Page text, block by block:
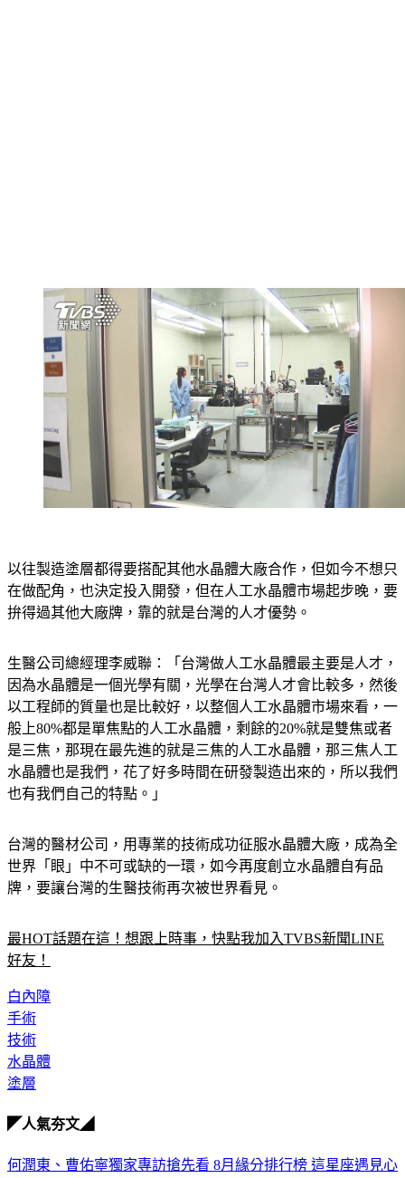
以往製造塗層都得要搭配其他水晶體大廠合作，但如今不想只
在做配角，也決定投入開發，但在人工水晶體市場起步晚，要
拚得過其他大廠牌，靠的就是台灣的人才優勢。
生醫公司總經理李威聯：「台灣做人工水晶體最主要是人才，
因為水晶體是一個光學有關，光學在台灣人才會比較多，然後
以工程師的質量也是比較好，以整個人工水晶體市場來看，一
般上80%都是單焦點的人工水晶體，剩餘的20%就是雙焦或者
是三焦，那現在最先進的就是三焦的人工水晶體，那三焦人工
水晶體也是我們，花了好多時間在研發製造出來的，所以我們
也有我們自己的特點。」
台灣的醫材公司，用專業的技術成功征服水晶體大廠，成為全
世界「眼」中不可或缺的一環，如今再度創立水晶體自有品
牌，要讓台灣的生醫技術再次被世界看見。
最HOT話題在這！想跟上時事，快點我加入TVBS新聞LINE
好友！
白內障
手術
技術
水晶體
塗層
◤人氣夯文◢
何潤東、曹佑寧獨家專訪搶先看 8月緣分排行榜 這星座遇見心